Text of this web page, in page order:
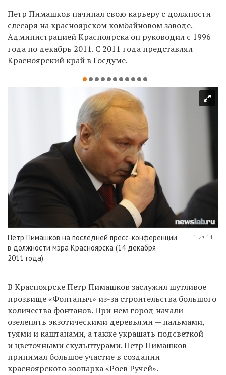
Петр Пимашков начинал свою карьеру с должности
слесаря на красноярском комбайновом заводе.
Администрацией Красноярска он руководил с 1996
года по декабрь 2011. С 2011 года представлял
Красноярский край в Госдуме.
Петр Пимашков на последней пресс-конференции
в должности мэра Красноярска (14 декабря
2011 года)
1 из 11
В Красноярске Петр Пимашков заслужил шутливое
прозвище «Фонтаныч» из-за строительства большого
количества фонтанов. При нем город начали
озеленять экзотическими деревьями — пальмами,
туями и каштанами, а также украшать подсветкой
и цветочными скульптурами. Петр Пимашков
принимал большое участие в создании
красноярского зоопарка «Роев Ручей».